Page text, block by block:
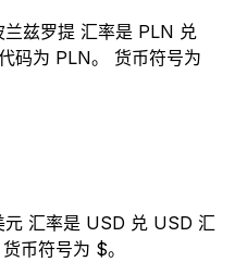
兹罗提 汇率是 PLN 兑
码为 PLN。 货币符号为
元 汇率是 USD 兑 USD 汇
币符号为 $。